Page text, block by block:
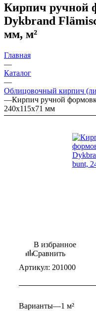
Кирпич ручной
Dykbrand
мм, м²
Главная
—
Каталог
—
Облицовочный кирпич
—Кирпич ручной
240х115х71 мм
В избранное
Сравнить
Артикул: 201000
Варианты—1 м²